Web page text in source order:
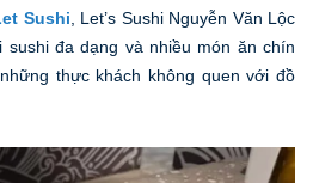
Sushi , Let’s Sushi Nguyễn Văn Lộc
đa dạng và nhiều món ăn chín
thực khách không quen với đồ